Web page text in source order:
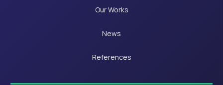
Our Works
News
References